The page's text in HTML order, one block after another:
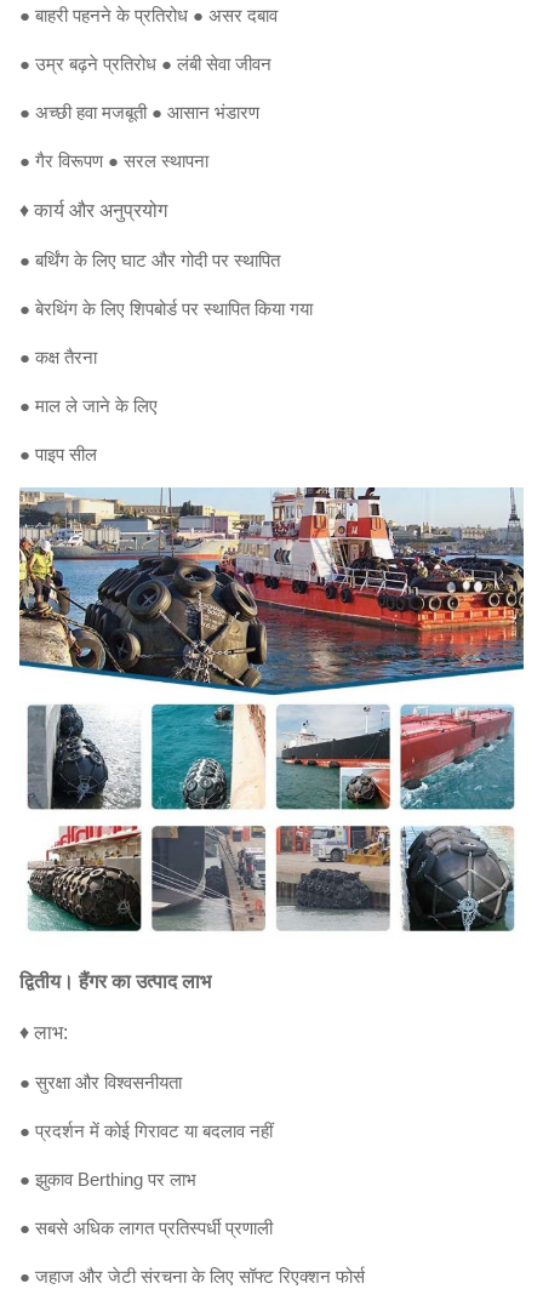
● बाहरी पहनने के प्रतिरोध ● असर दबाव
● उम्र बढ़ने प्रतिरोध ● लंबी सेवा जीवन
● अच्छी हवा मजबूती ● आसान भंडारण
● गैर विरूपण ● सरल स्थापना
♦ कार्य और अनुप्रयोग
● बर्थिंग के लिए घाट और गोदी पर स्थापित
● बेरथिंग के लिए शिपबोर्ड पर स्थापित किया गया
● कक्ष तैरना
● माल ले जाने के लिए
● पाइप सील
द्वितीय। हैंगर का उत्पाद लाभ
♦ लाभ:
● सुरक्षा और विश्वसनीयता
● प्रदर्शन में कोई गिरावट या बदलाव नहीं
● झुकाव Berthing पर लाभ
● सबसे अधिक लागत प्रतिस्पर्धी प्रणाली
● जहाज और जेटी संरचना के लिए सॉफ्ट रिएक्शन फोर्स